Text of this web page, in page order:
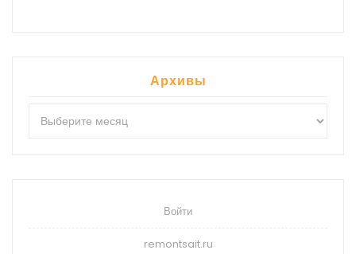
Архивы
Войти
remontsait.ru